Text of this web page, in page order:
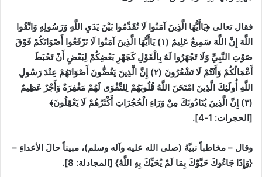
فقال تعالى ﴿يَاأَيُّهَا الَّذِينَ آمَنُوا لَا تُقَدِّمُوا بَيْنَ يَدَيِ اللَّهِ وَرَسُولِهِ وَاتَّقُوا
اللَّهَ إِنَّ اللَّهَ سَمِيعٌ عَلِيمٌ (١) يَاأَيُّهَا الَّذِينَ آمَنُوا لَا تَرْفَعُوا أَصْوَاتَكُمْ فَوْقَ
صَوْتِ النَّبِيِّ وَلَا تَجْهَرُوا لَهُ بِالْقَوْلِ كَجَهْرِ بَعْضِكُمْ لِبَعْضٍ أَنْ تَحْبَطَ
أَعْمَالُكُمْ وَأَنْتُمْ لَا تَشْعُرُونَ (٢) إِنَّ الَّذِينَ يَغُضُّونَ أَصْوَاتَهُمْ عِنْدَ رَسُولِ
اللَّهِ أُولَئِكَ الَّذِينَ امْتَحَنَ اللَّهُ قُلُوبَهُمْ لِلتَّقْوَى لَهُمْ مَغْفِرَةٌ وَأَجْرٌ عَظِيمٌ
(٣) إِنَّ الَّذِينَ يُنَادُونَكَ مِنْ وَرَاءِ الْحُجُرَاتِ أَكْثَرُهُمْ لَا يَعْقِلُونَ﴾
[ الحجرات:
1-4]
.
وقال – مخاطباً نبيَّهُ (صلى الله عليه وآله وسلم)، مبيناً حالَ الأعداءِ –
{وَإِذَا جَاءُوكَ حَيَّوْكَ بِمَا لَمْ يُحَيِّكَ بِهِ اللَّهُ}
[ المجادلة:
8]
.